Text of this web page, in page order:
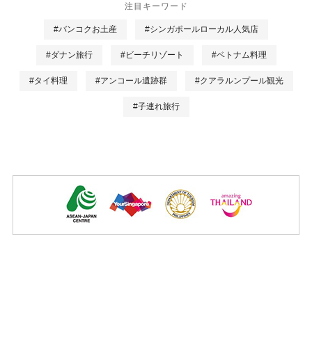
注目キーワード
#バンコクお土産 #シンガポールローカル人気店
#ダナン旅行 #ビーチリゾート #ベトナム料理
#タイ料理 #アンコール遺跡群 #クアラルンプール観光
#子連れ旅行